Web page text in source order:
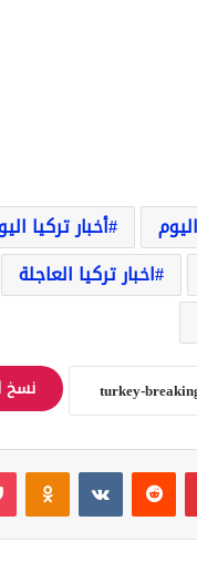
أخبار تركيا
اخبار تركيا العاجلة
نسخ
بينتيريست